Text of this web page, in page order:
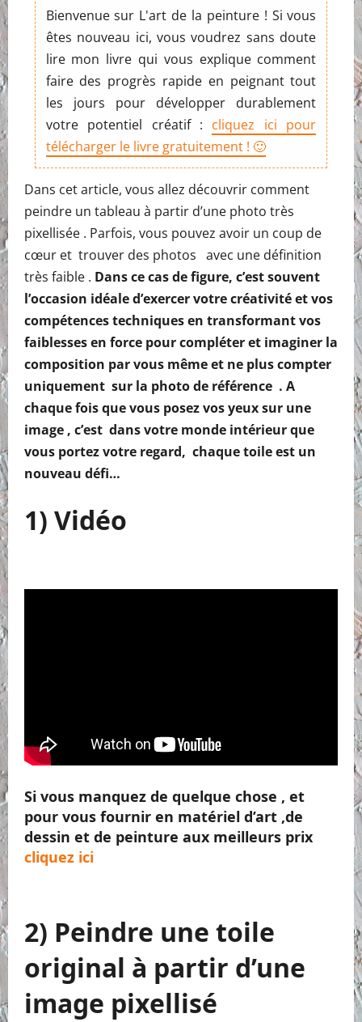
Bienvenue sur L'art de la peinture ! Si vous
êtes nouveau ici, vous voudrez sans doute
lire mon livre qui vous explique comment
faire des progrès rapide en peignant tout
les jours pour développer durablement
votre potentiel créatif : cliquez ici pour
télécharger le livre gratuitement ! 🙂
Dans cet article, vous allez découvrir comment
peindre un tableau à partir d’une photo très
pixellisée . Parfois, vous pouvez avoir un coup de
cœur et trouver des photos avec une définition
très faible . Dans ce cas de figure, c’est souvent
l’occasion idéale d’exercer votre créativité et vos
compétences techniques en transformant vos
faiblesses en force pour compléter et imaginer la
composition par vous même et ne plus compter
uniquement sur la photo de référence . A
chaque fois que vous posez vos yeux sur une
image , c’est dans votre monde intérieur que
vous portez votre regard, chaque toile est un
nouveau défi…
1) Vidéo
Si vous manquez de quelque chose , et
pour vous fournir en matériel d’art ,de
dessin et de peinture aux meilleurs prix
cliquez ici
2) Peindre une toile
original à partir d’une
image pixellisé